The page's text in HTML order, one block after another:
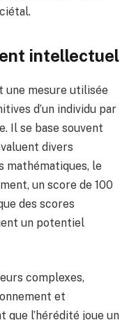
intellectuel
une mesure utilisée
d’un individu par
Il se base souvent
divers
mathématiques, le
un score de 100
des scores
un potentiel
complexes,
et
que l’hérédité joue un